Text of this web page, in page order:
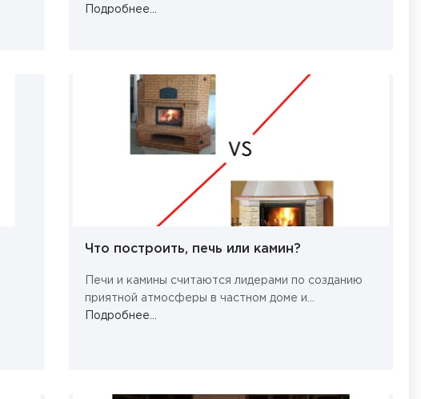
Подробнее...
Что построить, печь или камин?
Печи и камины считаются лидерами по созданию
приятной атмосферы в частном доме и...
Подробнее...